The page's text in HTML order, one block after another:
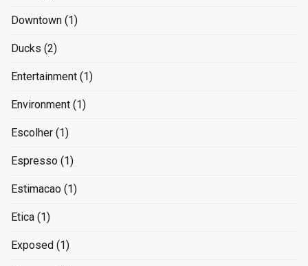
Downtown (1)
Ducks (2)
Entertainment (1)
Environment (1)
Escolher (1)
Espresso (1)
Estimacao (1)
Etica (1)
Exposed (1)